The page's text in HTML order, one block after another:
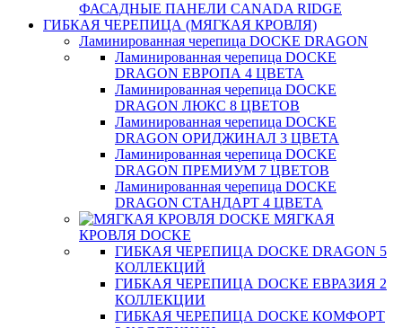
ФАСАДНЫЕ ПАНЕЛИ CANADA RIDGE
ГИБКАЯ ЧЕРЕПИЦА (МЯГКАЯ КРОВЛЯ)
Ламинированная черепица DOCKE DRAGON
Ламинированная черепица DOCKE
DRAGON ЕВРОПА 4 ЦВЕТА
Ламинированная черепица DOCKE
DRAGON ЛЮКС 8 ЦВЕТОВ
Ламинированная черепица DOCKE
DRAGON ОРИДЖИНАЛ 3 ЦВЕТА
Ламинированная черепица DOCKE
DRAGON ПРЕМИУМ 7 ЦВЕТОВ
Ламинированная черепица DOCKE
DRAGON СТАНДАРТ 4 ЦВЕТA
МЯГКАЯ
КРОВЛЯ DOCKE
ГИБКАЯ ЧЕРЕПИЦА DOCKE DRAGON 5
КОЛЛЕКЦИЙ
ГИБКАЯ ЧЕРЕПИЦА DOCKE ЕВРАЗИЯ 2
КОЛЛЕКЦИИ
ГИБКАЯ ЧЕРЕПИЦА DOCKE КОМФОРТ